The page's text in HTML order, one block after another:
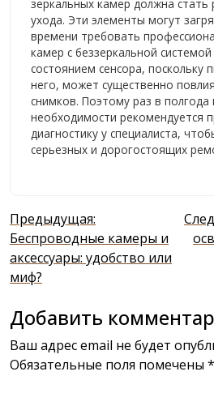
зеркальных камер должна стать
ухода. Эти элементы могут
времени требовать
камер с беззеркальной
состоянием сенсора, поскольку
него, может существенно
снимков. Поэтому раз в полгода
необходимости рекомендуется
диагностику у специалиста,
серьезных и дорогостоящих
Навигация
по
записям
Предыдущая:
Беспроводные камеры и
аксессуары: удобство или
миф?
Добавить
Ваш адрес email не будет
Обязательные поля помечены *